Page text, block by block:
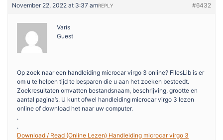
November 22, 2022 at 3:37 am #6432
REPLY
Varis
Guest
Op zoek naar een handleiding microcar virgo 3 online? FilesLib is er
om u te helpen tijd te besparen die u aan het zoeken besteedt.
Zoekresultaten omvatten bestandsnaam, beschrijving, grootte en
aantal pagina’s. U kunt ofwel handleiding microcar virgo 3 lezen
online of download het naar uw computer.
.
.
Download / Read (Online Lezen) Handleiding microcar virgo 3